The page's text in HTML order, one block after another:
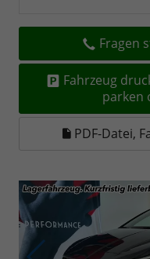
Fragen
Fahrzeug
parken
PDF-Datei,